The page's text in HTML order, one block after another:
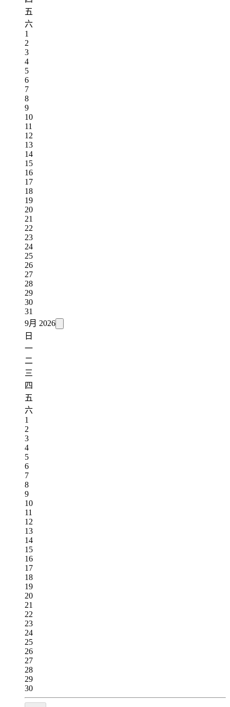
五
六
1
2
3
4
5
6
7
8
9
10
11
12
13
14
15
16
17
18
19
20
21
22
23
24
25
26
27
28
29
30
31
9月 2026
日
一
二
三
四
五
六
1
2
3
4
5
6
7
8
9
10
11
12
13
14
15
16
17
18
19
20
21
22
23
24
25
26
27
28
29
30